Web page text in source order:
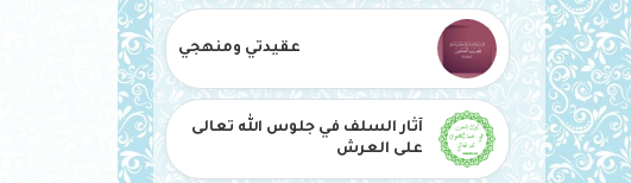
عقيدتي ومنهجي
آثار السلف في جلوس الله تعالى
على العرش